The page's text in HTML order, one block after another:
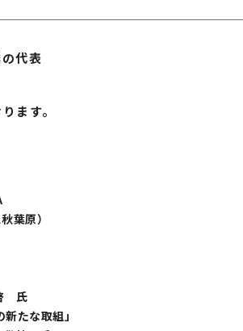
代表
ます。
葉原）
氏
たな取組」